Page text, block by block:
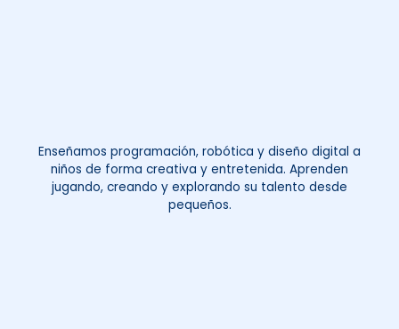
Enseñamos programación, robótica y diseño digital a
niños de forma creativa y entretenida. Aprenden
jugando, creando y explorando su talento desde
pequeños.